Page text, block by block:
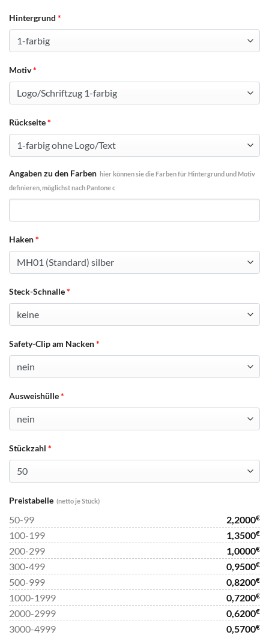
Hintergrund *
Motiv*
Rückseite*
Angaben zu den Farben hier können sie die Farben für Hintergrund und Motiv
definieren, möglichst nach Pantone c
Haken*
Steck-Schnalle*
Safety-Clip am Nacken*
Ausweishülle*
Stückzahl *
Preistabelle (netto je Stück)
50-99 2,2000€
100-199 1,3500€
200-299 1,0000€
300-499 0,9500€
500-999 0,8200€
1000-1999 0,7200€
2000-2999 0,6200€
3000-4999 0,5700€